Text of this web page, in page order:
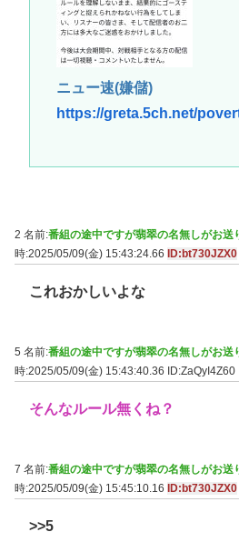
ニュー速(嫌儲)
https://greta.5ch.net/
2 名前:番組の途中ですが翡翠の名無しがお送
時:2025/05/09(金) 15:43:24.66
ID:bt730JZX0
これおかしいよな
5 名前:番組の途中ですが翡翠の名無しがお送
時:2025/05/09(金) 15:43:40.36
ID:ZaQyI4Z60
そんなルール無くね？
7 名前:番組の途中ですが翡翠の名無しがお送
時:2025/05/09(金) 15:45:10.16 ID:bt730JZX0
>>5